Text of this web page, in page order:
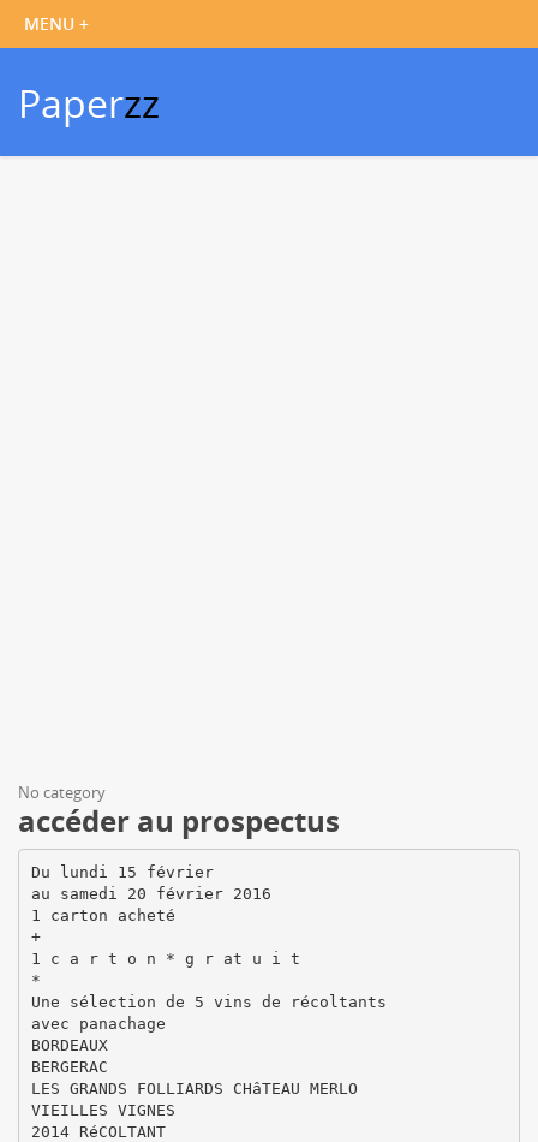
Paperzz
No category
accéder au prospectus
Du lundi 15 février
au samedi 20 février 2016
1 carton acheté
+
1 c a r t o n * g r at u i t
*
Une sélection de 5 vins de récoltants
avec panachage
BORDEAUX
BERGERAC
LES GRANDS FOLLIARDS CHâTEAU MERLO
VIEILLES VIGNES
2014 RéCOLTANT